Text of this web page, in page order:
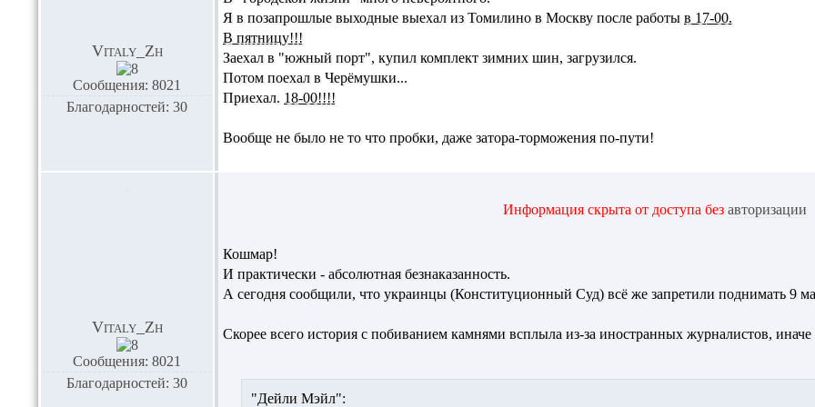
Vitaly_Zh
Сообщения: 8021
Благодарностей: 30
Я в позапрошлые выходные выехал из Томилино в Москву после работы в 17-00.
В пятницу!!!
Заехал в "южный порт", купил комплект зимних шин, загрузился.
Потом поехал в Черёмушки...
Приехал. 18-00!!!!
Вообще не было не то что пробки, даже затора-торможения по-пути!
Vitaly_Zh
Сообщения: 8021
Благодарностей: 30
Информация скрыта от доступа без авторизации
Кошмар!
И практически - абсолютная безнаказанность.
А сегодня сообщили, что украинцы (Конституционный Суд) всё же запретили поднимать 9
Скорее всего история с побиванием камнями всплыла из-за иностранных журналистов,
"Дейли Мэйл":